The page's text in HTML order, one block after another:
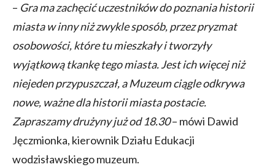
– Gra ma zachęcić uczestników do poznania historii
miasta w inny niż zwykle sposób, przez pryzmat
osobowości, które tu mieszkały i tworzyły
wyjątkową tkankę tego miasta. Jest ich więcej niż
niejeden przypuszczał, a Muzeum ciągle odkrywa
nowe, ważne dla historii miasta postacie.
Zapraszamy drużyny już od 18.30– mówi Dawid
Jęczmionka, kierownik Działu Edukacji
wodzisławskiego muzeum.